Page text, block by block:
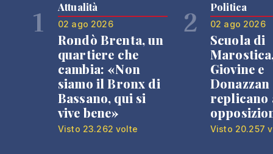
1 Attualità
02 ago 2026
Rondò Brenta, un
quartiere che
cambia: «Non
siamo il Bronx di
Bassano, qui si
vive bene»
Visto 23.262 volte
2 Politica
02 ago 2026
Scuola di
Giovine e
Donazzan
replicano
Visto 20.257